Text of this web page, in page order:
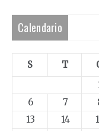
Calendario
S T
6
7
13
14